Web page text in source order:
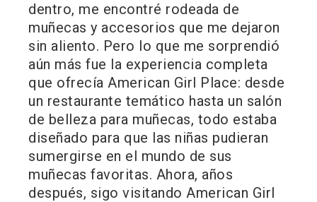
dentro, me encontré rodeada de
muñecas y accesorios que me dejaron
sin aliento. Pero lo que me sorprendió
aún más fue la experiencia completa
que ofrecía American Girl Place: desde
un restaurante temático hasta un salón
de belleza para muñecas, todo estaba
diseñado para que las niñas pudieran
sumergirse en el mundo de sus
muñecas favoritas. Ahora, años
después, sigo visitando American Girl